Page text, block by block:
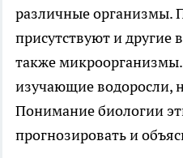
различные организмы.
присутствуют и другие
также
изучающие водоросли,
Понимание биологии
прогнозировать и